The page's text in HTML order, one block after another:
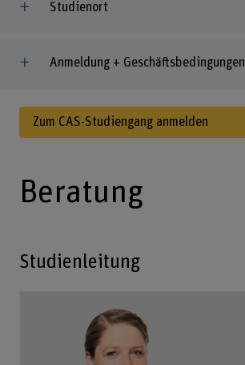
Studienort
Anmeldung + Geschäftsbedingungen
Zum CAS-Studiengang anmelden
Beratung
Studienleitung